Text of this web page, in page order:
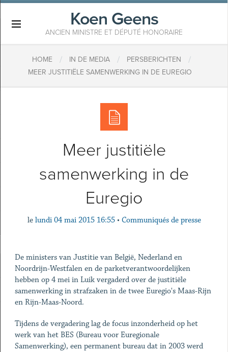
Koen Geens
ANCIEN MINISTRE ET DÉPUTÉ HONORAIRE
HOME / IN DE MEDIA / PERSBERICHTEN /
MEER JUSTITIËLE SAMENWERKING IN DE EUREGIO
Meer justitiële
samenwerking in de
Euregio
le lundi 04 mai 2015 16:55 • Communiqués de presse
De ministers van Justitie van België, Nederland en
Noordrijn-Westfalen en de parketverantwoordelijken
hebben op 4 mei in Luik vergaderd over de justitiële
samenwerking in strafzaken in de twee Euregio's Maas-Rijn
en Rijn-Maas-Noord.
Tijdens de vergadering lag de focus inzonderheid op het
werk van het BES (Bureau voor Euregionale
Samenwerking), een permanent bureau dat in 2003 werd